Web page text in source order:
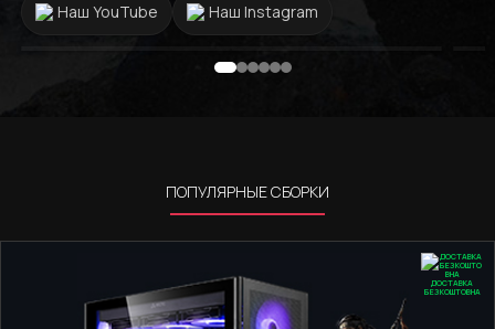
Наш YouTube Наш Instagram
ПОПУЛЯРНЫЕ СБОРКИ
ДОСТАВКА
БЕЗКОШТОВНА